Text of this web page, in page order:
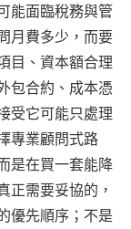
能面臨稅務與管
月費多少，而要
目、資本額合理
包合約、成本憑
受它可能只處理
專業顧問式路
是在買一套能降
正需要妥協的，
優先順序；不是